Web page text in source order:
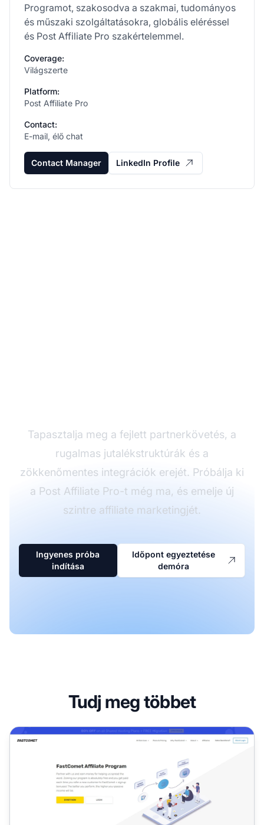
Programot, szakosodva a szakmai, tudományos
és műszaki szolgáltatásokra, globális eléréssel
és Post Affiliate Pro szakértelemmel.
Coverage:
Világszerte
Platform:
Post Affiliate Pro
Contact:
E-mail, élő chat
Contact Manager LinkedIn Profile
Tapasztalja meg a fejlett partnerkövetés, a
rugalmas jutalékstruktúrák és a
zökkenőmentes integrációk erejét. Próbálja ki
a Post Affiliate Pro-t még ma, és emelje új
szintre affiliate marketingjét.
Ingyenes próba
indítása
Időpont egyeztetése
demóra
Tudj meg többet
FastComet Partnerprogram